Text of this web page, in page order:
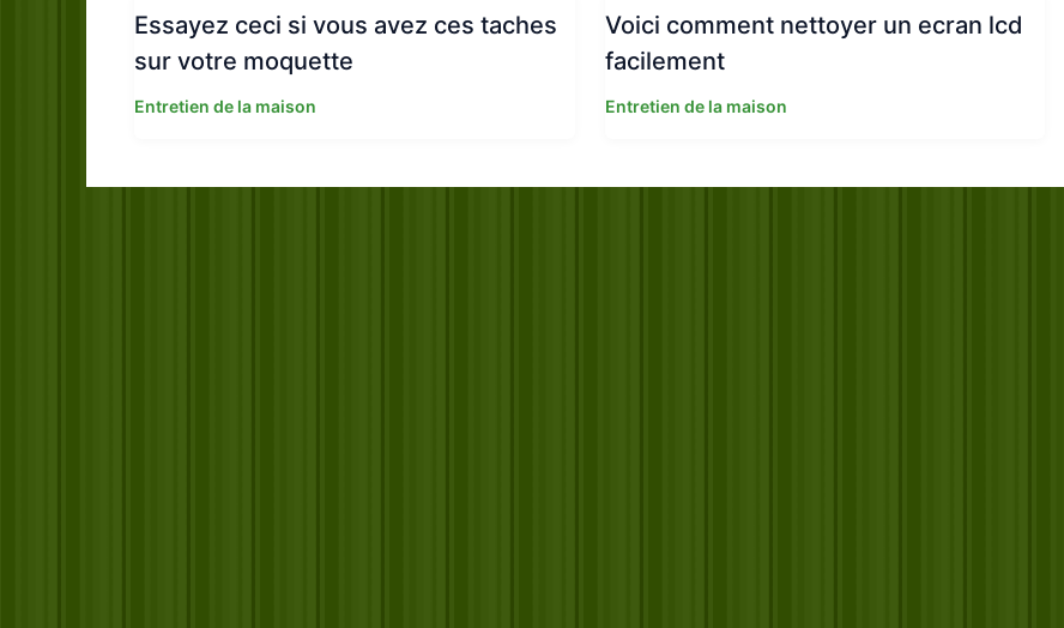
Essayez ceci si vous avez ces taches
sur votre moquette
Entretien de la maison
Voici comment nettoyer un ecran lcd
facilement
Entretien de la maison